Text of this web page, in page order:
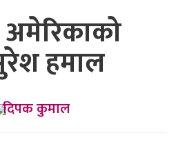
अमेरिकाको
हमाल
कुमाल